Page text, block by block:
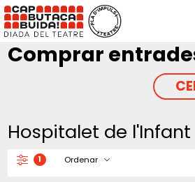
Comprar
Hospitalet de l'Infant
Filtrar
1 Ordenar